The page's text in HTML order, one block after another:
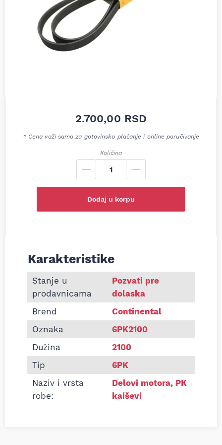
2.700,00 RSD
* Cena važi samo za gotovinsko plaćanje i online poručivanje
Količina
Dodaj u korpu
Informacije o Pk kaiš Continental 6PK2100
Karakteristike
Stanje u
prodavnicama
Pozvati pre
dolaska
Brend
Continental
Oznaka
6PK2100
Dužina
2100
Tip
6PK
Naziv i vrsta
robe:
Delovi motora, PK
kaiševi